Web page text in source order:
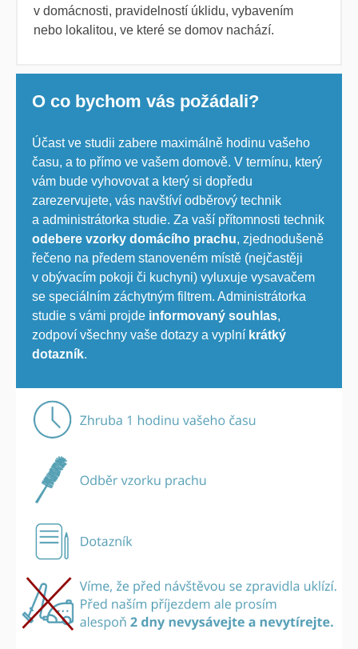
v domácnosti, pravidelností úklidu, vybavením
nebo lokalitou, ve které se domov nachází.
O co bychom vás požádali?
Účast ve studii zabere maximálně hodinu vašeho
času, a to přímo ve vašem domově. V termínu, který
vám bude vyhovovat a který si dopředu
zarezervujete, vás navštíví odběrový technik
a administrátorka studie. Za vaší přítomnosti technik
odebere vzorky domácího prachu, zjednodušeně
řečeno na předem stanoveném místě (nejčastěji
v obývacím pokoji či kuchyni) vyluxuje vysavačem
se speciálním záchytným filtrem. Administrátorka
studie s vámi projde informovaný souhlas,
zodpoví všechny vaše dotazy a vyplní krátký
dotazník.